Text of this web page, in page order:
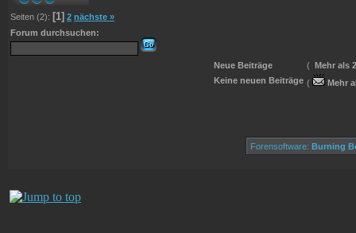
Seiten (2): [1] 2 nächste »
Forum durchsuchen:
Neue Beiträge ( Mehr als
Keine neuen Beiträge ( Mehr
Forensoftware: Burning